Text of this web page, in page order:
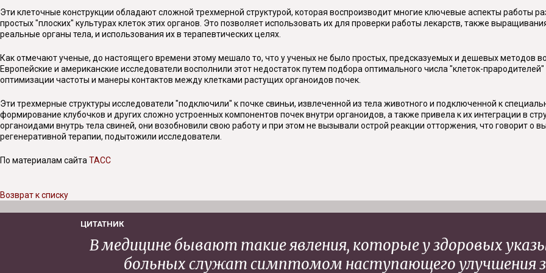
Эти клеточные конструкции обладают сложной трехмерной структурой, которая воспроизводит многие ключевые аспекты работы
простых "плоских" культурах клеток этих органов. Это позволяет использовать их для проверки работы лекарств, также
реальные органы тела, и использования их в терапевтических целях.
Как отмечают ученые, до настоящего времени этому мешало то, что у ученых не было простых, предсказуемых и дешевых методов
Европейские и американские исследователи восполнили этот недостаток путем подбора оптимального числа "клеток-
оптимизации частоты и манеры контактов между клетками растущих органоидов почек.
Эти трехмерные структуры исследователи "подключили" к почке свиньи, извлеченной из тела животного и подключенной к
формирование клубочков и других сложно устроенных компонентов почек внутри органоидов, а также привела к их интеграции в
органоидами внутрь тела свиней, они возобновили свою работу и при этом не вызывали острой реакции отторжения, что говорит о
регенеративной терапии, подытожили исследователи.
По материалам сайта ТАСС
Возврат к списку
ЦИТАТНИК
В медицине бывают такие явления, которые у здоровых
больных служат симптомом наступающего улучшения